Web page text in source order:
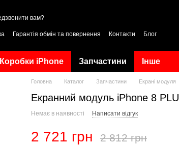
вам?
Гарантія обмін та повернення Контакти Блог
Коробки iPhone Запчастини Інше
Головна Каталог Запчастини Екрані модуля
Екранний модуль iPhone 8
Немає в наявності Написати відгук
2 721 грн 2 812 грн